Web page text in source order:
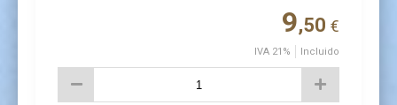
9,50 €
IVA 21% Incluido